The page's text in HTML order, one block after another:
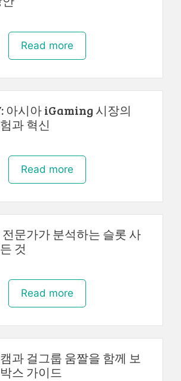
Read more
아시아 iGaming 시장의
과 혁신
Read more
문가가 분석하는 슬롯 사
것
Read more
과 걸그룹 움짤을 함께 보
스 가이드